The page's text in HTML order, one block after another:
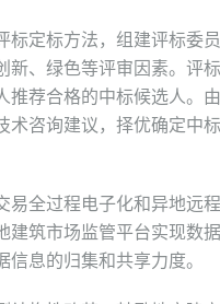
定标方法，组建评标委
、绿色等评审因素。评
荐合格的中标候选人。
咨询建议，择优确定中
过程电子化和异地远程
筑市场监管平台实现数
息的归集和共享力度。